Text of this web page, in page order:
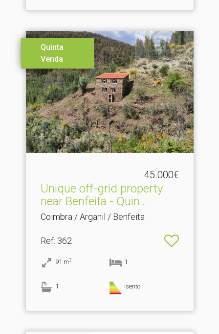
Quinta
Venda
45.000€
Unique off-grid property
near Benfeita - Quin.​..
Coimbra / Arganil / Benfeita
Ref: 362
91 m2 1
1 Isento